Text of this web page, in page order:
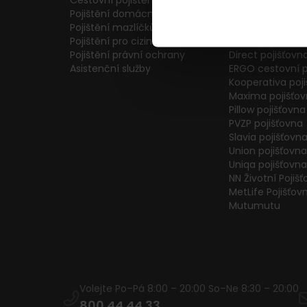
Pojištění domácnosti
Pojištění mazlíčků
Pojištění pro cizince
Pojištění právní ochrany
Asistenční služby
Direct
ERGO cestovní
Kooperativa
Maxima
Pillow pojišťovna
PVZP pojišťovna
Slavia pojišťovna
Union pojišťovna
Uniqa pojišťovna
NN Životní
MetLife
Mutumutu
Volejte Po–Pá 8:00 – 20:00 So–Ne 8:30 – 20:00